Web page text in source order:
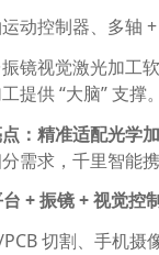
运动控制器、多轴
镜视觉激光加工
提供 “大脑” 支撑。
：精准适配光学
需求，千里智能
+ 振镜 + 视觉控
切割、手机